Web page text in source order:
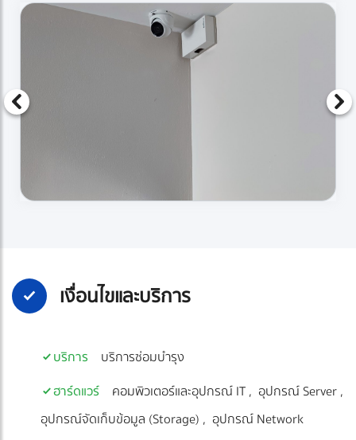
เงื่อนไขและบริการ
บริการ
บริการซ่อมบำรุง
ฮาร์ดแวร์
คอมพิวเตอร์และอุปกรณ์ IT
อุปกรณ์ Server
อุปกรณ์จัดเก็บข้อมูล (Storage)
อุปกรณ์ Network